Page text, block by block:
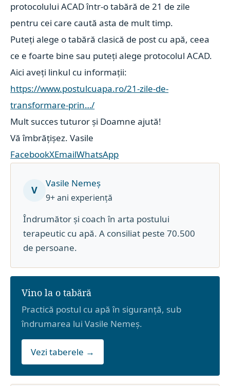
protocolului ACAD într-o tabără de 21 de zile
pentru cei care caută asta de mult timp.
Puteți alege o tabără clasică de post cu apă, ceea
ce e foarte bine sau puteți alege protocolul ACAD.
Aici aveți linkul cu informații:
https://www.postulcuapa.ro/21-zile-de-
transformare-prin…/
Mult succes tuturor și Doamne ajută!
Vă îmbrățișez. Vasile
FacebookXEmailWhatsApp
V
Vasile Nemeș
9+ ani experiență
Îndrumător și coach în arta postului
terapeutic cu apă. A consiliat peste 70.500
de persoane.
Vino la o tabără
Practică postul cu apă în siguranță, sub
îndrumarea lui Vasile Nemeș.
Vezi taberele →